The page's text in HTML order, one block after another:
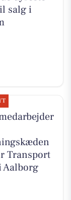
salg i
Transport
Aalborg